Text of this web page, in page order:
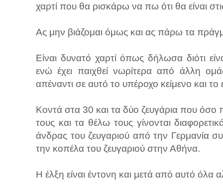
χαρτί που θα ρισκάρω να πω ότι θα είναι
Ας μην βιάζομαι όμως και ας πάρω τα
Είναι δυνατό χαρτί όπως δήλωσα διότι
ενώ έχει παιχθεί νωρίτερα από άλλη
απέναντι σε αυτό το υπέροχο κείμενο και
Κοντά στα 30 και τα δύο ζευγάρια που όσο
τους και τα θέλω τους γίνονται
άνδρας του ζευγαριού από την Γερμανία
την κοπέλα του ζευγαριού στην Αθήνα.
Η έλξη είναι έντονη και μετά από αυτό όλα